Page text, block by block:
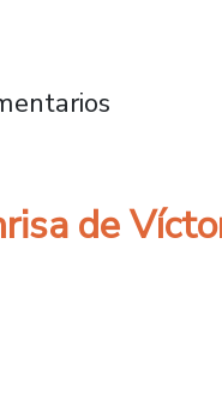
de la
de